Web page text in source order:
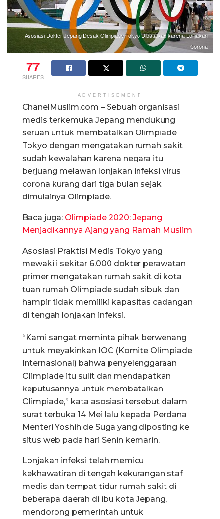
Asosiasi Dokter Jepang Desak Olimpiade Tokyo Dibatalkan karena Lonjakan
Corona
77
SHARES
ADVERTISEMENT
ChanelMuslim.com – Sebuah organisasi
medis terkemuka Jepang mendukung
seruan untuk membatalkan Olimpiade
Tokyo dengan mengatakan rumah sakit
sudah kewalahan karena negara itu
berjuang melawan lonjakan infeksi virus
corona kurang dari tiga bulan sejak
dimulainya Olimpiade.
Baca juga: Olimpiade 2020: Jepang
Menjadikannya Ajang yang Ramah Muslim
Asosiasi Praktisi Medis Tokyo yang
mewakili sekitar 6.000 dokter perawatan
primer mengatakan rumah sakit di kota
tuan rumah Olimpiade sudah sibuk dan
hampir tidak memiliki kapasitas cadangan
di tengah lonjakan infeksi.
“Kami sangat meminta pihak berwenang
untuk meyakinkan IOC (Komite Olimpiade
Internasional) bahwa penyelenggaraan
Olimpiade itu sulit dan mendapatkan
keputusannya untuk membatalkan
Olimpiade,” kata asosiasi tersebut dalam
surat terbuka 14 Mei lalu kepada Perdana
Menteri Yoshihide Suga yang diposting ke
situs web pada hari Senin kemarin.
Lonjakan infeksi telah memicu
kekhawatiran di tengah kekurangan staf
medis dan tempat tidur rumah sakit di
beberapa daerah di ibu kota Jepang,
mendorong pemerintah untuk